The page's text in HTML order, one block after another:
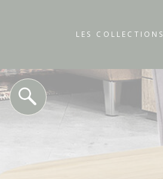
LES COLLECTIONS